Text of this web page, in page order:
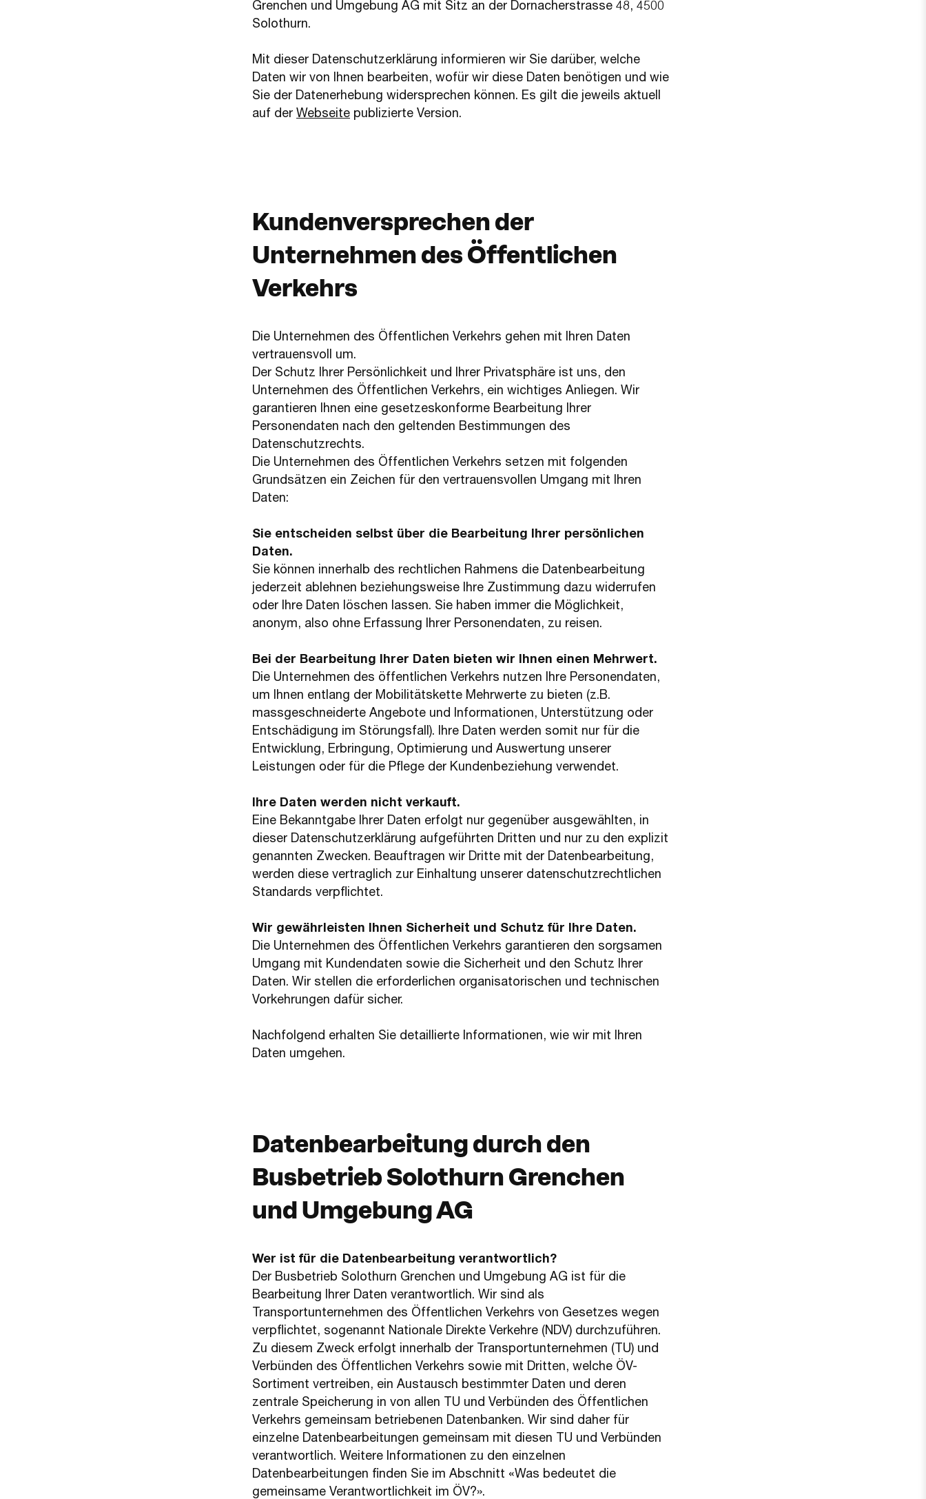
Grenchen und Umgebung AG mit Sitz an der Dornacherstrasse 48, 4500
Solothurn.
Mit dieser Datenschutzerklärung informieren wir Sie darüber, welche
Daten wir von Ihnen bearbeiten, wofür wir diese Daten benötigen und wie
Sie der Datenerhebung widersprechen können. Es gilt die jeweils aktuell
auf der Webseite(Öffnet in einem neuen Tab oder Fenster)
publizierte Version.
Kundenversprechen der
Unternehmen des Öffentlichen
Verkehrs
Die Unternehmen des Öffentlichen Verkehrs gehen mit Ihren Daten
vertrauensvoll um.
Der Schutz Ihrer Persönlichkeit und Ihrer Privatsphäre ist uns, den
Unternehmen des Öffentlichen Verkehrs, ein wichtiges Anliegen. Wir
garantieren Ihnen eine gesetzeskonforme Bearbeitung Ihrer
Personendaten nach den geltenden Bestimmungen des
Datenschutzrechts.
Die Unternehmen des Öffentlichen Verkehrs setzen mit folgenden
Grundsätzen ein Zeichen für den vertrauensvollen Umgang mit Ihren
Daten:
Sie entscheiden selbst über die Bearbeitung Ihrer persönlichen
Daten.
Sie können innerhalb des rechtlichen Rahmens die Datenbearbeitung
jederzeit ablehnen beziehungsweise Ihre Zustimmung dazu widerrufen
oder Ihre Daten löschen lassen. Sie haben immer die Möglichkeit,
anonym, also ohne Erfassung Ihrer Personendaten, zu reisen.
Bei der Bearbeitung Ihrer Daten bieten wir Ihnen einen Mehrwert.
Die Unternehmen des öffentlichen Verkehrs nutzen Ihre Personendaten,
um Ihnen entlang der Mobilitätskette Mehrwerte zu bieten (z.B.
massgeschneiderte Angebote und Informationen, Unterstützung oder
Entschädigung im Störungsfall). Ihre Daten werden somit nur für die
Entwicklung, Erbringung, Optimierung und Auswertung unserer
Leistungen oder für die Pflege der Kundenbeziehung verwendet.
Ihre Daten werden nicht verkauft.
Eine Bekanntgabe Ihrer Daten erfolgt nur gegenüber ausgewählten, in
dieser Datenschutzerklärung aufgeführten Dritten und nur zu den explizit
genannten Zwecken. Beauftragen wir Dritte mit der Datenbearbeitung,
werden diese vertraglich zur Einhaltung unserer datenschutzrechtlichen
Standards verpflichtet.
Wir gewährleisten Ihnen Sicherheit und Schutz für Ihre Daten.
Die Unternehmen des Öffentlichen Verkehrs garantieren den sorgsamen
Umgang mit Kundendaten sowie die Sicherheit und den Schutz Ihrer
Daten. Wir stellen die erforderlichen organisatorischen und technischen
Vorkehrungen dafür sicher.
Nachfolgend erhalten Sie detaillierte Informationen, wie wir mit Ihren
Daten umgehen.
Datenbearbeitung durch den
Busbetrieb Solothurn Grenchen
und Umgebung AG
Wer ist für die Datenbearbeitung verantwortlich?
Der Busbetrieb Solothurn Grenchen und Umgebung AG ist für die
Bearbeitung Ihrer Daten verantwortlich. Wir sind als
Transportunternehmen des Öffentlichen Verkehrs von Gesetzes wegen
verpflichtet, sogenannt Nationale Direkte Verkehre (NDV) durchzuführen.
Zu diesem Zweck erfolgt innerhalb der Transportunternehmen (TU) und
Verbünden des Öffentlichen Verkehrs sowie mit Dritten, welche ÖV-
Sortiment vertreiben, ein Austausch bestimmter Daten und deren
zentrale Speicherung in von allen TU und Verbünden des Öffentlichen
Verkehrs gemeinsam betriebenen Datenbanken. Wir sind daher für
einzelne Datenbearbeitungen gemeinsam mit diesen TU und Verbünden
verantwortlich. Weitere Informationen zu den einzelnen
Datenbearbeitungen finden Sie im Abschnitt «Was bedeutet die
gemeinsame Verantwortlichkeit im ÖV?».